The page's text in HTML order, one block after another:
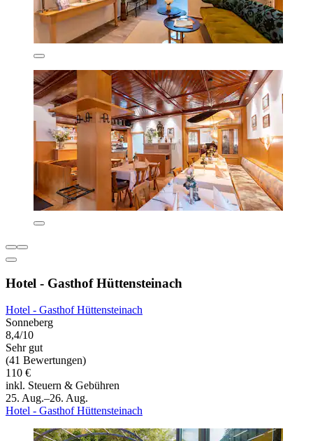
Hotel - Gasthof Hüttensteinach
Hotel - Gasthof Hüttensteinach
Sonneberg
8,4/10
Sehr gut
(41 Bewertungen)
110 €
inkl. Steuern & Gebühren
25. Aug.–26. Aug.
Hotel - Gasthof Hüttensteinach